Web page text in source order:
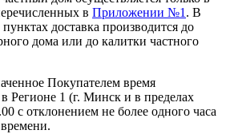
в Приложении №1 . В
доставка производится до
дома или до калитки частного
Покупателем время
в Регионе 1 (г. Минск и в пределах
с отклонением не более одного часа
времени.